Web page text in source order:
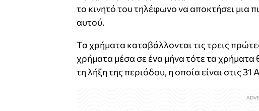
το κινητό του τηλέφωνο να αποκτήσει μια
αυτού.
Τα χρήματα καταβάλλονται τις τρεις
χρήματα μέσα σε ένα μήνα τότε τα χρήματα
τη λήξη της περιόδου, η οποία είναι στις